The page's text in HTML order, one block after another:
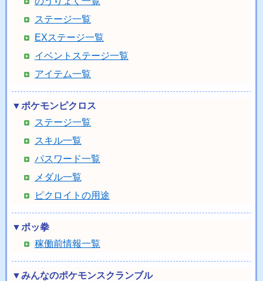
ステージ一覧
EXステージ一覧
イベントステージ一覧
アイテム一覧
▼ポケモンピクロス
ステージ一覧
スキル一覧
パスワード一覧
メダル一覧
ピクロイトの用途
▼ポッ拳
稼働前情報一覧
▼みんなのポケモンスクランブル